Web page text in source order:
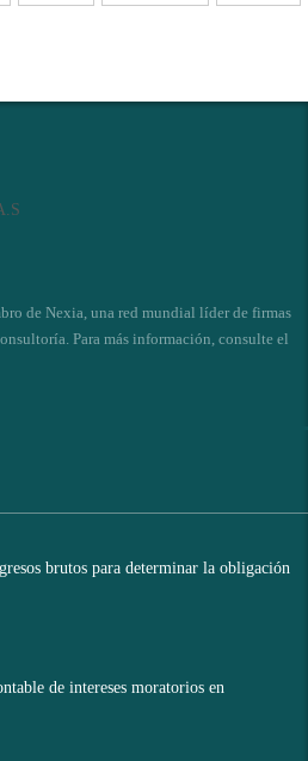
de Nexia, una red mundial líder de firmas
Para más información, consulte el
brutos para determinar la obligación
de intereses moratorios en